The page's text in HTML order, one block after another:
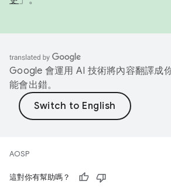
Google 會運用 AI 技術將內容翻譯成
能會出錯。
AOSP
這對你有幫助嗎？